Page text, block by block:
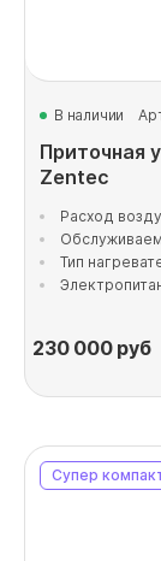
В наличии
Приточная
Zentec
Расход
Тип
230 000руб
Супер